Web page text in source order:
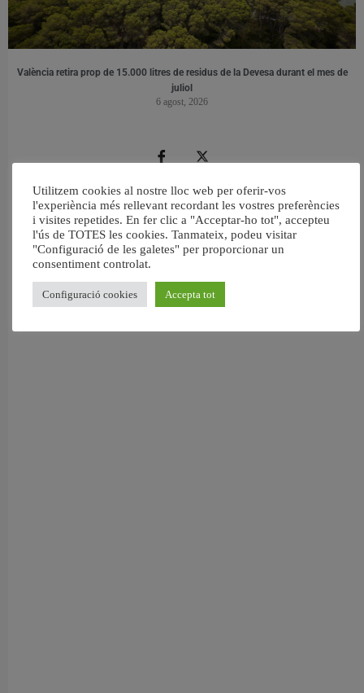
València retira prop de 15.000 litres de residus de la Devesa durant el mes de
juliol
6 agost, 2026
Utilitzem cookies al nostre lloc web per oferir-vos
l'experiència més rellevant recordant les vostres preferències
i visites repetides. En fer clic a "Acceptar-ho tot", accepteu
l'ús de TOTES les cookies. Tanmateix, podeu visitar
"Configuració de les galetes" per proporcionar un
consentiment controlat.
Configuració cookies Accepta tot